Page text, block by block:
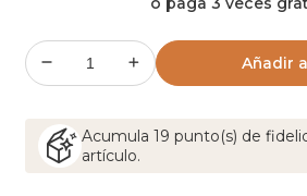
Añadir
Acumula 19 punto(s) de
artículo.